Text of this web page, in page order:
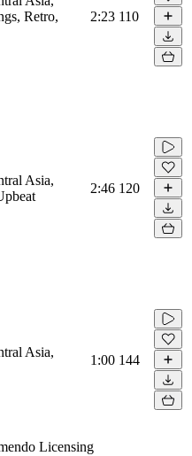
Retro,
2:23 110
Asia,
2:46 120
Asia,
1:00 144
Licensing